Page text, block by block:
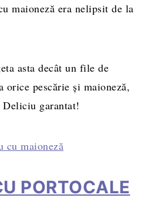
maioneză era nelipsit de la
asta decât un file de
orice pescărie și maioneză,
Deliciu garantat!
PORTOCALE